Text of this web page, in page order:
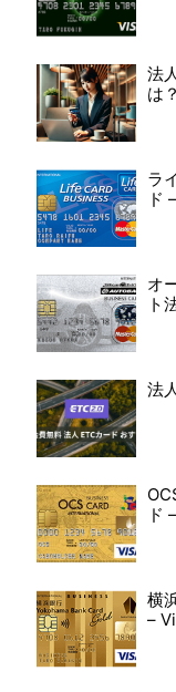
法
は？
ラ
ド
オ
ト
法
ド
横
–